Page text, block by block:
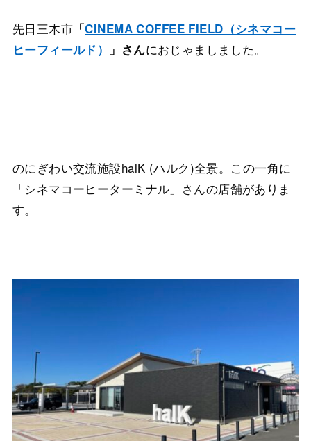
先日三木市 「CINEMA COFFEE FIELD（シネマコー
ヒーフィールド）
」さんにおじゃましました。
のにぎわい交流施設halK (ハルク)全景。この一角に
「シネマコーヒーターミナル」さんの店舗がありま
す。